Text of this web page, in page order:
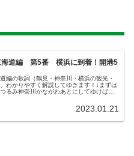
道編 第5番 横浜に到着！開港5
編の歌詞（鶴見・神奈川・横浜の観光・
わかりやすく解説してゆきます！↓まずは
るみ神奈川かながわあとにしてゆけば横
2023.01.21